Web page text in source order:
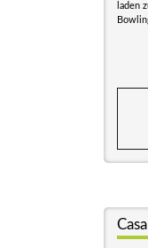
laden